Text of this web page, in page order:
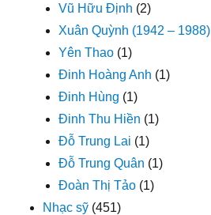
Vũ Hữu Định (2)
Xuân Quỳnh (1942 – 1988)
Yên Thao (1)
Đinh Hoàng Anh (1)
Đinh Hùng (1)
Đinh Thu Hiền (1)
Đỗ Trung Lai (1)
Đỗ Trung Quân (1)
Đoàn Thị Tảo (1)
Nhạc sỹ (451)